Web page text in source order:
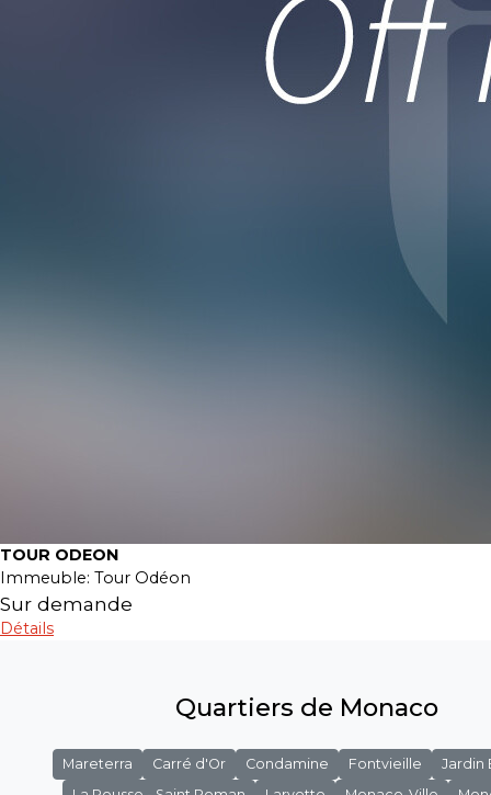
TOUR ODEON
Immeuble: Tour Odéon
Sur demande
Détails
Quartiers de Monaco
Mareterra Carré d'Or Condamine Fontvieille
Jardin